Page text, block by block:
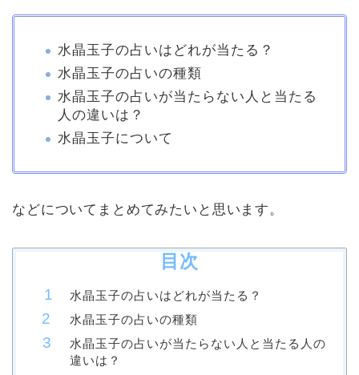
水晶玉子の占いはどれが当たる？
水晶玉子の占いの種類
水晶玉子の占いが当たらない人と当たる
人の違いは？
水晶玉子について
などについてまとめてみたいと思います。
目次
水晶玉子の占いはどれが当たる？
水晶玉子の占いの種類
水晶玉子の占いが当たらない人と当たる人の
違いは？